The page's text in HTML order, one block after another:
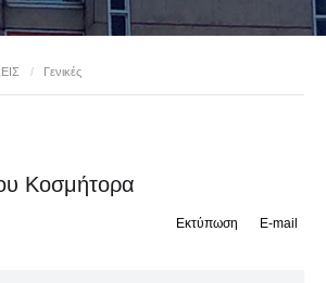
/ Γενικές
Κοσμήτορα
E-mail
Εκτύπωση